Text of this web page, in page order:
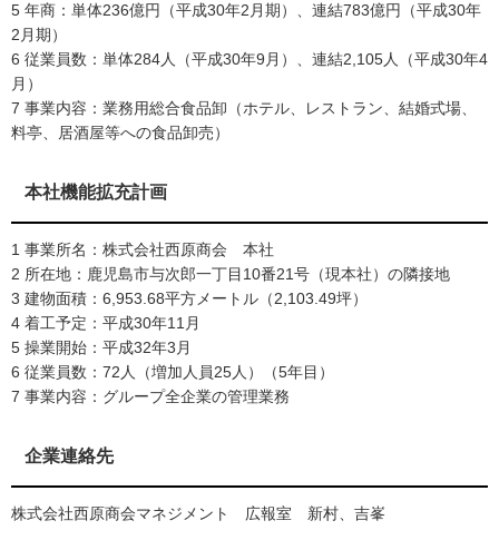
5 年商：単体236億円（平成30年2月期）、連結783億円（平成30年
2月期）
6 従業員数：単体284人（平成30年9月）、連結2,105人（平成30年4
月）
7 事業内容：業務用総合食品卸（ホテル、レストラン、結婚式場、
料亭、居酒屋等への食品卸売）
本社機能拡充計画
1 事業所名：株式会社西原商会 本社
2 所在地：鹿児島市与次郎一丁目10番21号（現本社）の隣接地
3 建物面積：6,953.68平方メートル（2,103.49坪）
4 着工予定：平成30年11月
5 操業開始：平成32年3月
6 従業員数：72人（増加人員25人）（5年目）
7 事業内容：グループ全企業の管理業務
企業連絡先
株式会社西原商会マネジメント 広報室 新村、吉峯